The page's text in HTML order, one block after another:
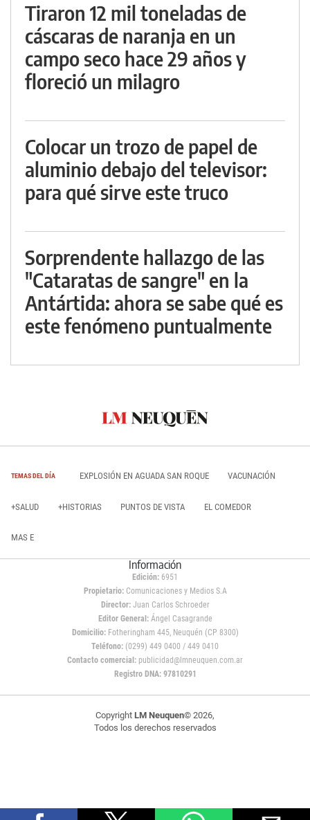
Tiraron 12 mil toneladas de
cáscaras de naranja en un
campo seco hace 29 años y
floreció un milagro
Colocar un trozo de papel de
aluminio debajo del televisor:
para qué sirve este truco
Sorprendente hallazgo de las
"Cataratas de sangre" en la
Antártida: ahora se sabe qué es
este fenómeno puntualmente
TEMAS DEL DÍA EXPLOSIÓN EN AGUADA SAN ROQUE VACUNACIÓN
+SALUD +HISTORIAS PUNTOS DE VISTA EL COMEDOR
MAS E
Información
Edición: 6951
Propietario:Comunicaciones y Medios S.A
Director: Juan Carlos Schroeder
Editor General:Ángel Casagrande
Domicilio:Fotheringham 445, Neuquén (CP 8300)
Teléfono: (0299) 449 0400 / 449 0410
Contacto comercial: publicidad@lmneuquen.com.ar
Registro DNA: 97810291
Copyright LM Neuquen© 2026,
Todos los derechos reservados